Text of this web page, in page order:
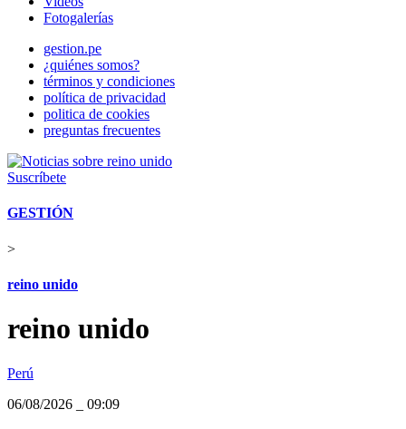
Fotogalerías
gestion.pe
¿quiénes somos?
términos y condiciones
política de privacidad
politica de cookies
preguntas frecuentes
Suscríbete
GESTIÓN
>
reino unido
reino unido
Perú
06/08/2026
09:09